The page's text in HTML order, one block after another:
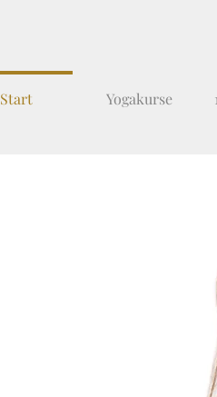
Start Yogakurse